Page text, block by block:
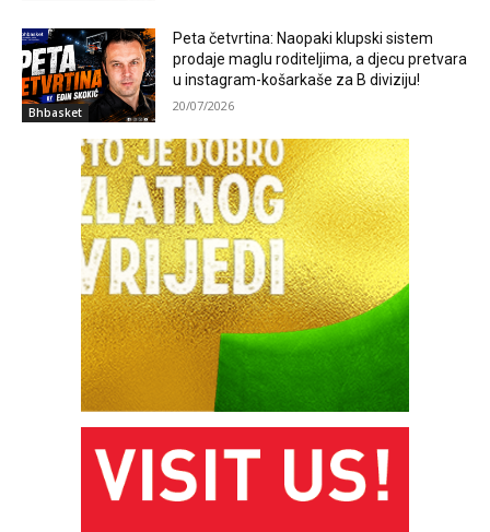
Bhbasket
Peta četvrtina: Naopaki klupski sistem
prodaje maglu roditeljima, a djecu pretvara
u instagram-košarkaše za B diviziju!
20/07/2026